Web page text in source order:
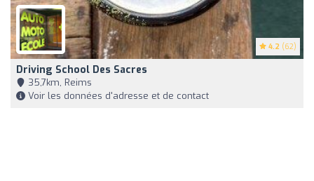
4.2 (62)
Driving School Des Sacres
35,7km, Reims
Voir les données d'adresse et de contact